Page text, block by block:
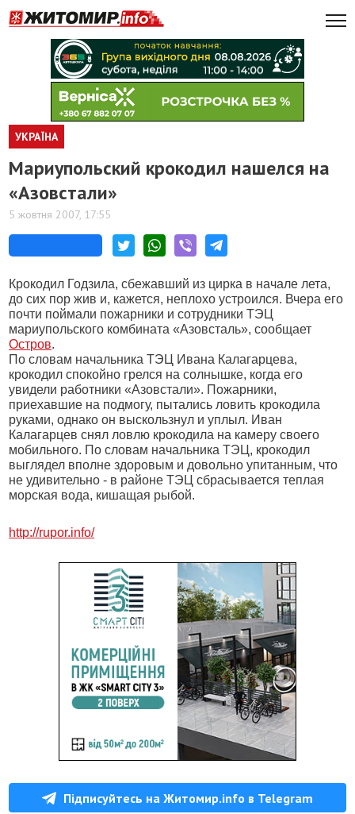
УКРАЇНА
Мариупольский крокодил нашелся на
«Азовстали»
5 жовтня 2007, 17:55
Крокодил Годзила, сбежавший из цирка в начале лета,
до сих пор жив и, кажется, неплохо устроился. Вчера его
почти поймали пожарники и сотрудники ТЭЦ
мариупольского комбината «Азовсталь», сообщает
Остров.
По словам начальника ТЭЦ Ивана Калагарцева,
крокодил спокойно грелся на солнышке, когда его
увидели работники «Азовстали». Пожарники,
приехавшие на подмогу, пытались ловить крокодила
руками, однако он выскользнул и уплыл. Иван
Калагарцев снял ловлю крокодила на камеру своего
мобильного. По словам начальника ТЭЦ, крокодил
выглядел вполне здоровым и довольно упитанным, что
не удивительно - в районе ТЭЦ сбрасывается теплая
морская вода, кишащая рыбой.
http://rupor.info/
Підписуйтесь на Житомир.info в Telegram